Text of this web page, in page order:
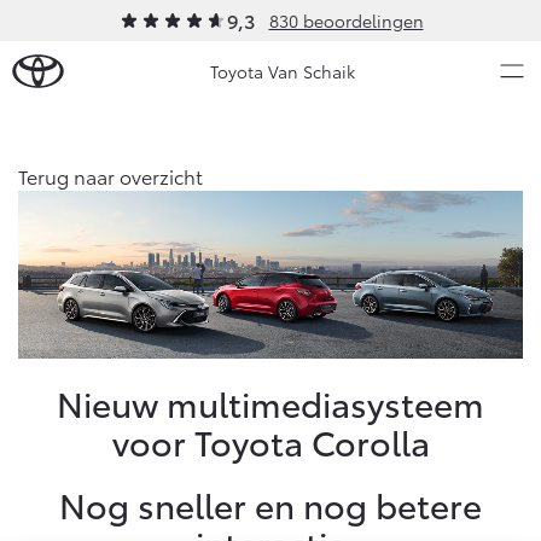
9,3 830 beoordelingen
Toyota Van Schaik
Ons bedrijf
Ons bedrijf
Onze medewerkers
Contact en Route
Vacatures
Klantbeoordelingen
Aygo X
HYBRIDE
Vanaf € 23.750,-
Yaris
HYBRIDE
Vanaf € 27.195,-
Occasions
Onderhoud
Diensten
Terug naar overzicht
Nieuw multimediasysteem
voor Toyota Corolla
Nog sneller en nog betere